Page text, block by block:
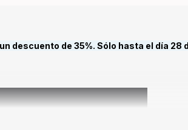
descuento de 35%. Sólo hasta el día 28